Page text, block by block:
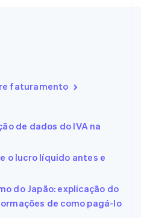
faturamento
de dados do IVA na
o lucro líquido antes e
do Japão: explicação do
de como pagá-lo